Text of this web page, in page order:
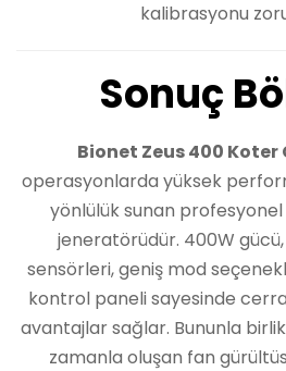
kalibrasyonu
Sonuç
Bionet Zeus 400 Koter
operasyonlarda yüksek
yönlülük sunan
jeneratörüdür. 400W
sensörleri, geniş mod
kontrol paneli sayesinde
avantajlar sağlar. Bununla
zamanla oluşan fan